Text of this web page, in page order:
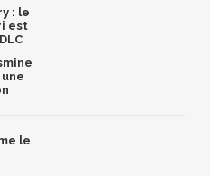
: le
est
le